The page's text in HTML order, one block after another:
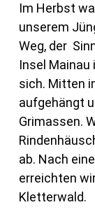
Im Herbst
unserem
Weg, der
Insel Mainau
sich. Mitten
aufgehängt
Grimassen.
ab. Nach
erreichten
Kletterwald.